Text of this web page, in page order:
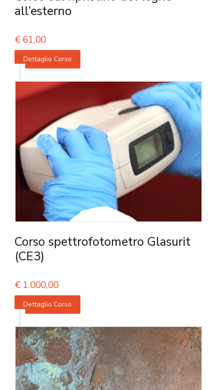
all’esterno
€ 61,00
Dettaglio Corso
Corso spettrofotometro Glasurit
(CE3)
€ 1.000,00
Dettaglio Corso